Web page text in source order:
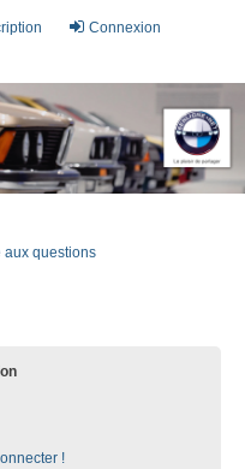
Connexion
aux questions
!